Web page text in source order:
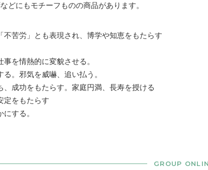
どにもモチーフものの商品があります。
不苦労」とも表現され、博学や知恵をもたらす
を情熱的に変貌させる。
。邪気を威嚇、追い払う。
、成功をもたらす。家庭円満、長寿を授ける
定をもたらす
する。
GROUP